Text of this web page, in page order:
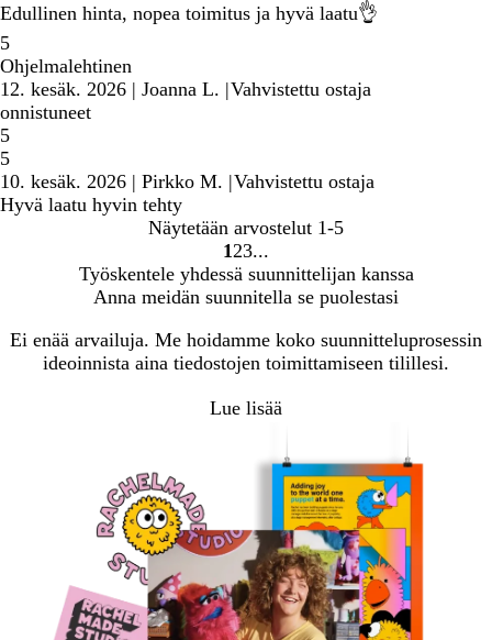
Edullinen hinta, nopea toimitus ja hyvä laatu👌
5
Ohjelmalehtinen
12. kesäk. 2026 | Joanna L. |Vahvistettu ostaja
onnistuneet
5
5
10. kesäk. 2026 | Pirkko M. |Vahvistettu ostaja
Hyvä laatu hyvin tehty
Näytetään arvostelut 1-5
Siirry
sivulle
1 Siirry
sivulle
2 Siirry
sivulle
3
Työskentele yhdessä suunnittelijan kanssa
Anna meidän suunnitella se puolestasi
Ei enää arvailuja. Me hoidamme koko suunnitteluprosessin
ideoinnista aina tiedostojen toimittamiseen tilillesi.
Lue lisää